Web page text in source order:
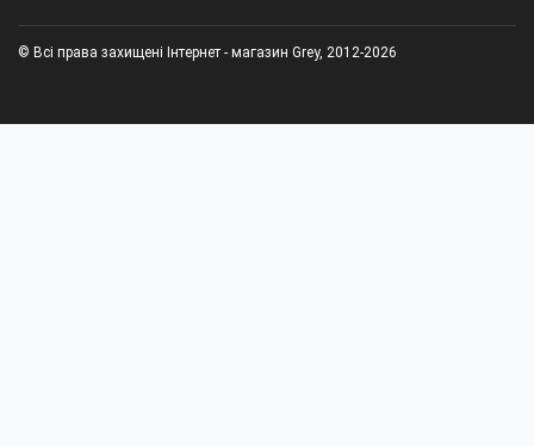
© Всі права захищені Інтернет - магазин Grey, 2012-2026